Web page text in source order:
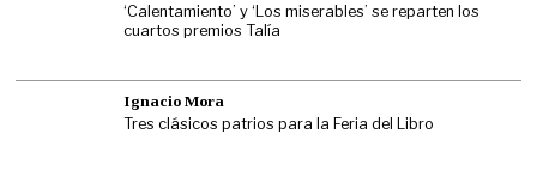
‘Calentamiento’ y ‘Los miserables’ se reparten los
cuartos premios Talía
Ignacio Mora
Tres clásicos patrios para la Feria del Libro